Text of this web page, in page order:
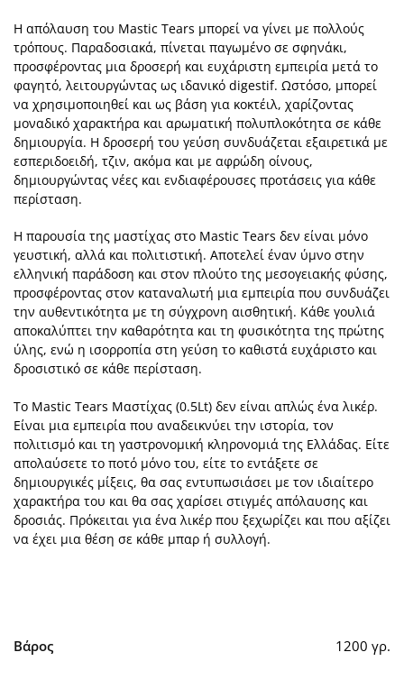
Η απόλαυση του Mastic Tears μπορεί να γίνει με πολλούς
τρόπους. Παραδοσιακά, πίνεται παγωμένο σε σφηνάκι,
προσφέροντας μια δροσερή και ευχάριστη εμπειρία μετά το
φαγητό, λειτουργώντας ως ιδανικό digestif. Ωστόσο, μπορεί
να χρησιμοποιηθεί και ως βάση για κοκτέιλ, χαρίζοντας
μοναδικό χαρακτήρα και αρωματική πολυπλοκότητα σε κάθε
δημιουργία. Η δροσερή του γεύση συνδυάζεται εξαιρετικά με
εσπεριδοειδή, τζιν, ακόμα και με αφρώδη οίνους,
δημιουργώντας νέες και ενδιαφέρουσες προτάσεις για κάθε
περίσταση.
Η παρουσία της μαστίχας στο Mastic Tears δεν είναι μόνο
γευστική, αλλά και πολιτιστική. Αποτελεί έναν ύμνο στην
ελληνική παράδοση και στον πλούτο της μεσογειακής φύσης,
προσφέροντας στον καταναλωτή μια εμπειρία που συνδυάζει
την αυθεντικότητα με τη σύγχρονη αισθητική. Κάθε γουλιά
αποκαλύπτει την καθαρότητα και τη φυσικότητα της πρώτης
ύλης, ενώ η ισορροπία στη γεύση το καθιστά ευχάριστο και
δροσιστικό σε κάθε περίσταση.
Το Mastic Tears Μαστίχας (0.5Lt) δεν είναι απλώς ένα λικέρ.
Είναι μια εμπειρία που αναδεικνύει την ιστορία, τον
πολιτισμό και τη γαστρονομική κληρονομιά της Ελλάδας. Είτε
απολαύσετε το ποτό μόνο του, είτε το εντάξετε σε
δημιουργικές μίξεις, θα σας εντυπωσιάσει με τον ιδιαίτερο
χαρακτήρα του και θα σας χαρίσει στιγμές απόλαυσης και
δροσιάς. Πρόκειται για ένα λικέρ που ξεχωρίζει και που αξίζει
να έχει μια θέση σε κάθε μπαρ ή συλλογή.
Βάρος 1200 γρ.